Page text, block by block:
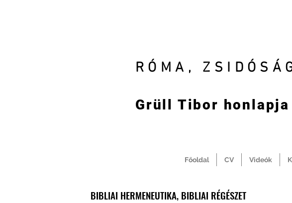
RÓMA,
Grüll Tibor honlapja
Főoldal CV Videók
BIBLIAI HERMENEUTIKA, BIBLIAI RÉGÉSZET